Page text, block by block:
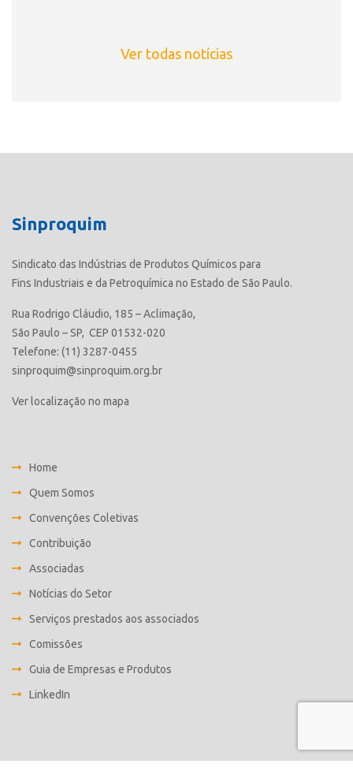
Ver todas notícias
Sinproquim
Sindicato das Indústrias de Produtos Químicos para
Fins Industriais e da Petroquímica no Estado de São Paulo.
Rua Rodrigo Cláudio, 185 – Aclimação,
São Paulo – SP, CEP 01532-020
Telefone: (11) 3287-0455
sinproquim@sinproquim.org.br
Ver localização no mapa
Home
Quem Somos
Convenções Coletivas
Contribuição
Associadas
Notícias do Setor
Serviços prestados aos associados
Comissões
Guia de Empresas e Produtos
LinkedIn